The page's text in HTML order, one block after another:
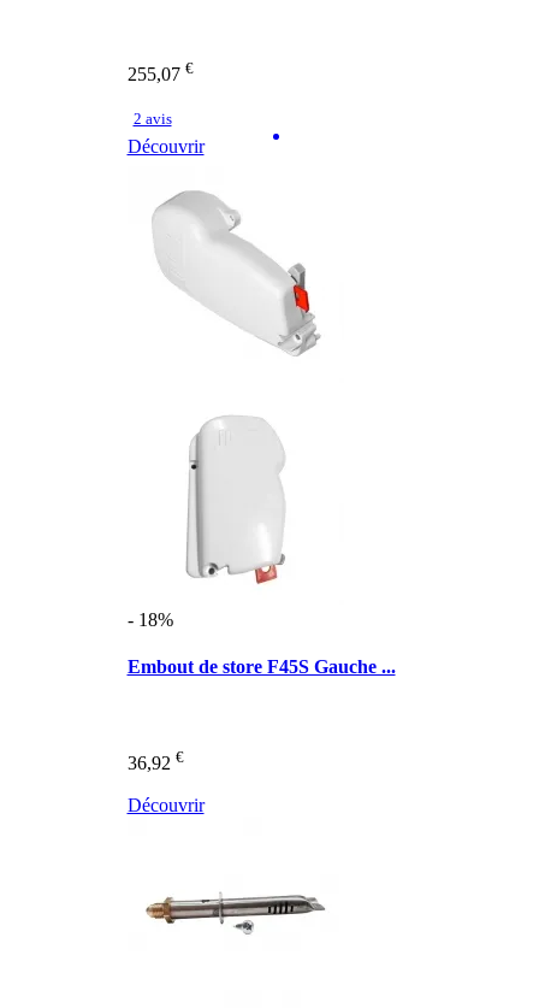
255,07 €
2 avis
Découvrir
- 18%
Embout de store F45S Gauche ...
36,92 €
Découvrir